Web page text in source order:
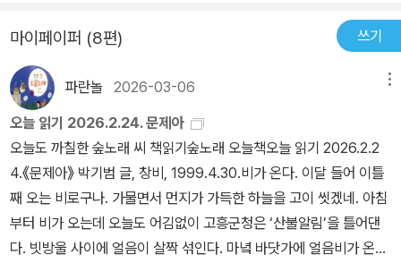
군요. 이곳에 전쟁이 있었습니다.이곳에 꿈들이 있었습니다. 지금은
요?지금은 어떻습니까?거기, 그리고 이곳은요?
판사 낮은산에서 만들고, 박기범이 쓰고 김종숙이 그린 <그 꿈들>이
라는 책입니다. 3. 성인을 위한 그림책이라고 하시니까, 언뜻 생각하
기로는 만화책도 떠오르구요, 미술에 관한 책인가 하는 생각도 드는
데요, 어떤 책인가요? 네, 제가 오늘 소개해드릴 <그 꿈들>이라는
책을 처음 만나게 된 계기부터 말씀드려야 할 것 같은데요, 저는 이 책
을 제주도에 있는 그림책 갤러리 제라진이라는 곳에 방문했다가 소개
받게 되었습니다. 제라진 갤러리는 미술작품을 판매하는 상업 갤러리
는 아니구요, 그림책미술관 시민모임이라는 곳에서 운영하는 그림책
문화공간이라 할 수 있습니다. 제가 제라진갤러리를 방문했을 때는
아무런 이익없이 대치하고 있는 것이다. 북한 정권이야 어떤 이익이
있을지 모르겠지만 대다수 민중들에게 현 대치는 아무런 이익이 없
다. 그럼에도 불구하고 남한의 상당수 민중들은 북한에 대한 단호한
대응을 요구하고 있다. 명분이나 이데올로기는 중요하다. 미국, 중국,
유럽 등 강대국들이 아프리카에 대놓고 군을 파견해서 식민지로 지배
하지 못하고 자본으로 공략하는 것은 대의명분 때문이다. 그러나 이
러한 명분에 취해버리면 아무런 이익없이 전쟁을 하게 된다. 물욕에
의한 전쟁은 거래라도 가능하지 신념에 의한 전쟁은 많은 사람이 죽
고 나서야 생명보다 더 소중한 것은 없다며 멈추게 된다. 전쟁이 일단
터지면 그 어떤 인간의 존엄한 가치도 밑바닥에 떨어지게 된다. 적과
에 깊이 젖어들지 못했습니다. -어제 하루에만 백 명도 넘게 죽었다는
군.-시장 한가운데다 로켓포를 쏘았다나 봐요.-어쩌자고 죄 없는 사
람들까지 다 죽게 하는지.-어차피 이럴 거면 한 번에 다 쏟아부어야
해!-이봐요, 무슨 말을 그렇게 하시오?-지긋지긋하다구! 오늘은 몇이
죽었다, 또 몇이 죽었다 하는 저 소리들.-당신네가 저 나라에 살고 있
대도 그렇게 지껄일 수 있겠소?-어서 채널이나 돌려! 이제 저런 뉴스
따윈 보고 싶지도 않으니.-외면한다고 진실이 사라지지는 않아요.-도
대체 우리가 알아야 할 진실이 무어란 말이오. p.68 외면한다고 진
실이 사라지지 않는다. 시간이 지났다고 진실이 사라지지도 않는
다. 그들의 아픔을 죽은 사람들 숫자와 폭발된 장소로만 보도하는 소
국경을 넘었다고 했다. 그곳의 일들을 이야기로 쓰기에는 너무 아퍼
십 년이 지나 썼다고 한다. 전쟁터 사람들의 이야기와 작가의 이야기
가 번갈아가며 나온다. 곳곳에 강렬한 그림들은 이야기에 빠져들기에
충분했다. 구두닦이 핫싼, 가리드와 행복한 가정을 꿈꾸는 하이달, 아
이들과 함께 오손도손 사는게 꿈인 무스타파 노인, 디자이너 멋쟁이
알리, 의사 수아드 언니, 아빠처럼 사는게 꿈인 도하, 이들은 우리네
평범한 모습들이었다. 전쟁의 반대편에 선 군인들 역시 초등학교 선
생님, 평범한 한 가정의 아빠들이었다. 무엇이 이들을 이렇게 만든 것
일까? 축구선수를 꿈꾸던 알라위는 포탄에 쓰러진다. 어른 아이 할
마이페이퍼 (8편) 쓰기
파란놀 2026-03-06
오늘 읽기 2026.2.24. 문제아
오늘도 까칠한 숲노래 씨 책읽기숲노래 오늘책오늘 읽기 2026.2.2
4.《문제아》 박기범 글, 창비, 1999.4.30.비가 온다. 이달 들어 이틀
째 오는 비로구나. 가물면서 먼지가 가득한 하늘을 고이 씻겠네. 아침
부터 비가 오는데 오늘도 어김없이 고흥군청은 ‘산불알림’을 틀어댄
다. 빗방울 사이에 얼음이 살짝 섞인다. 마녘 바닷가에 얼음비가 온다